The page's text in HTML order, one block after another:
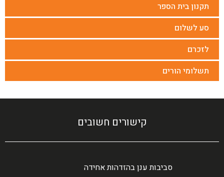
תקנון בית הספר
סע לשלום
לזכרם
תשלומי הורים
קישורים חשובים
סביבות ענן בהזדהות אחידה